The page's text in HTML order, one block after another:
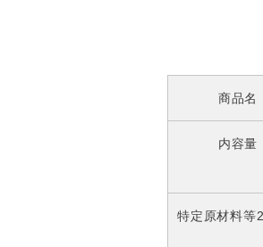
商品名
内容量
特定原材料等